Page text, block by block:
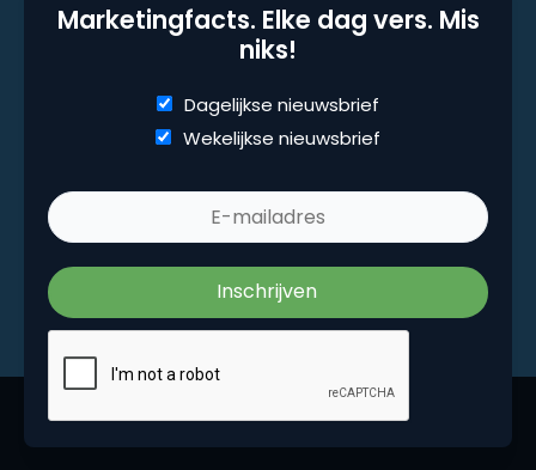
Marketingfacts. Elke dag vers. Mis
niks!
Dagelijkse nieuwsbrief
Wekelijkse nieuwsbrief